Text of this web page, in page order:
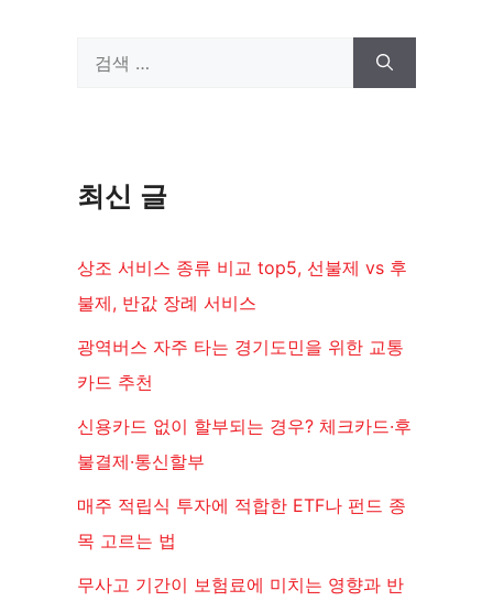
최신 글
상조 서비스 종류 비교 top5, 선불제 vs 후
불제, 반값 장례 서비스
광역버스 자주 타는 경기도민을 위한 교통
카드 추천
신용카드 없이 할부되는 경우? 체크카드·후
불결제·통신할부
매주 적립식 투자에 적합한 ETF나 펀드 종
목 고르는 법
무사고 기간이 보험료에 미치는 영향과 반